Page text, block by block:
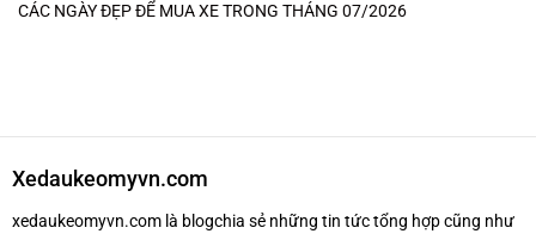
CÁC NGÀY ĐẸP ĐỂ MUA XE TRONG THÁNG 07/2026
Xedaukeomyvn.com
xedaukeomyvn.com là blogchia sẻ những tin tức tổng hợp cũng như